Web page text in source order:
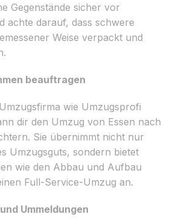
Gegenstände sicher vor
achte darauf, dass schwere
Weise verpackt und
beauftragen
wie Umzugsprofi
dir den Umzug von Essen nach
Sie übernimmt nicht nur
Umzugsguts, sondern bietet
wie den Abbau und Aufbau
Full-Service-Umzug an.
Ummeldungen